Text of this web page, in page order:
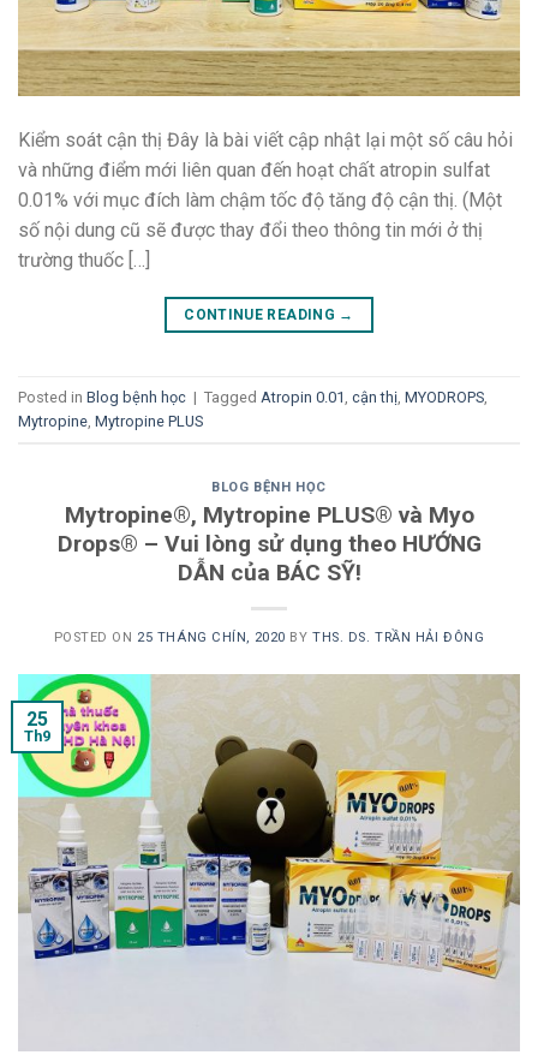
Kiểm soát cận thị Đây là bài viết cập nhật lại một số câu hỏi
và những điểm mới liên quan đến hoạt chất atropin sulfat
0.01% với mục đích làm chậm tốc độ tăng độ cận thị. (Một
số nội dung cũ sẽ được thay đổi theo thông tin mới ở thị
trường thuốc […]
CONTINUE READING →
Posted in Blog bệnh học | Tagged Atropin 0.01 cận thị MYODROPS
Mytropine Mytropine PLUS
BLOG BỆNH HỌC
Mytropine®, Mytropine PLUS® và Myo
Drops® – Vui lòng sử dụng theo HƯỚNG
DẪN của BÁC SỸ!
POSTED ON 25 THÁNG CHÍN, 2020 BYTHS. DS. TRẦN HẢI ĐÔNG
25
Th9